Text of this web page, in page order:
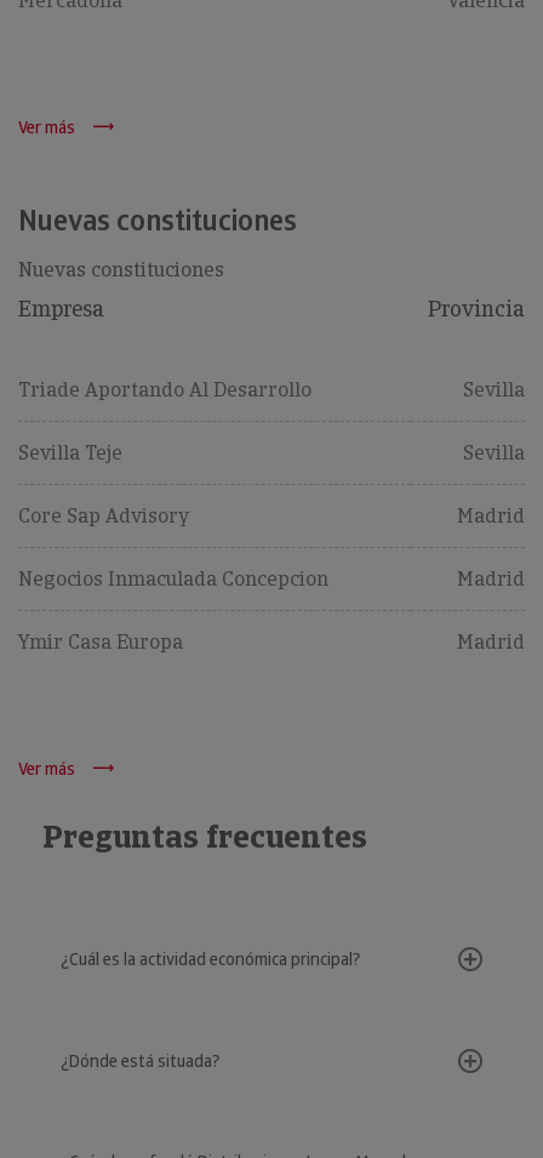
Ver más
Nuevas constituciones
Nuevas constituciones
Empresa Provincia
Triade Aportando Al Desarrollo Sevilla
Sevilla Teje Sevilla
Core Sap Advisory Madrid
Negocios Inmaculada Concepcion Madrid
Ymir Casa Europa Madrid
Ver más
Preguntas frecuentes
¿Cuál es la actividad económica principal?
¿Dónde está situada?